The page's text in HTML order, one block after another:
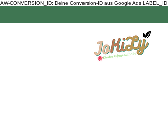
AW-CONVERSION_ID: Deine Conversion-ID aus Google Ads LABEL_ID